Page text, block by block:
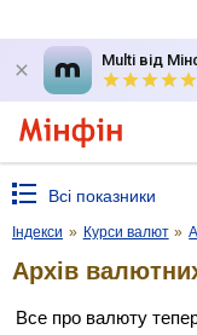
Multi від
Всі показники
Індекси » Курси валют »
Архів
Все про валюту